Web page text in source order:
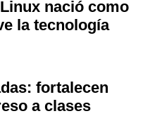
nació como
la tecnología
fortalecen
a clases